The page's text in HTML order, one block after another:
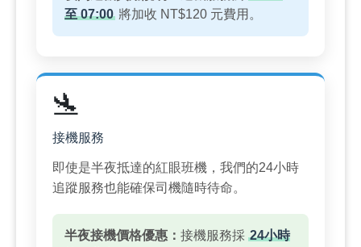
至 07:00 將加收 NT$120 元費用。
🛬
接機服務
即使是半夜抵達的紅眼班機，我們的24小時
追蹤服務也能確保司機隨時待命。
半夜接機價格優惠： 接機服務採 24小時